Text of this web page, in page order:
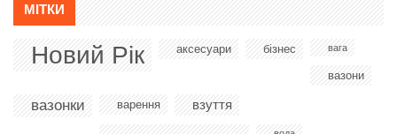
МІТКИ
Новий Рік аксесуари бізнес вага
вазони
вазонки варення взуття